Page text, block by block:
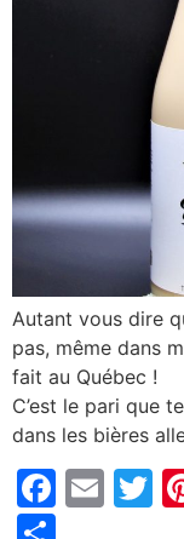
Autant vous dire
pas, même dans
fait au Québec !
C’est le pari que
dans les bières